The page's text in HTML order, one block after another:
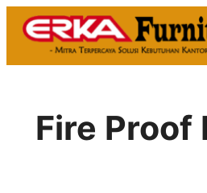
Skip
Fire Proof